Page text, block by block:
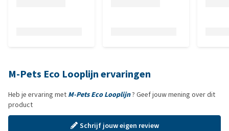
M-Pets Eco Looplijn ervaringen
Heb je ervaring met M-Pets Eco Looplijn? Geef jouw mening over dit
product
Schrijf jouw eigen review